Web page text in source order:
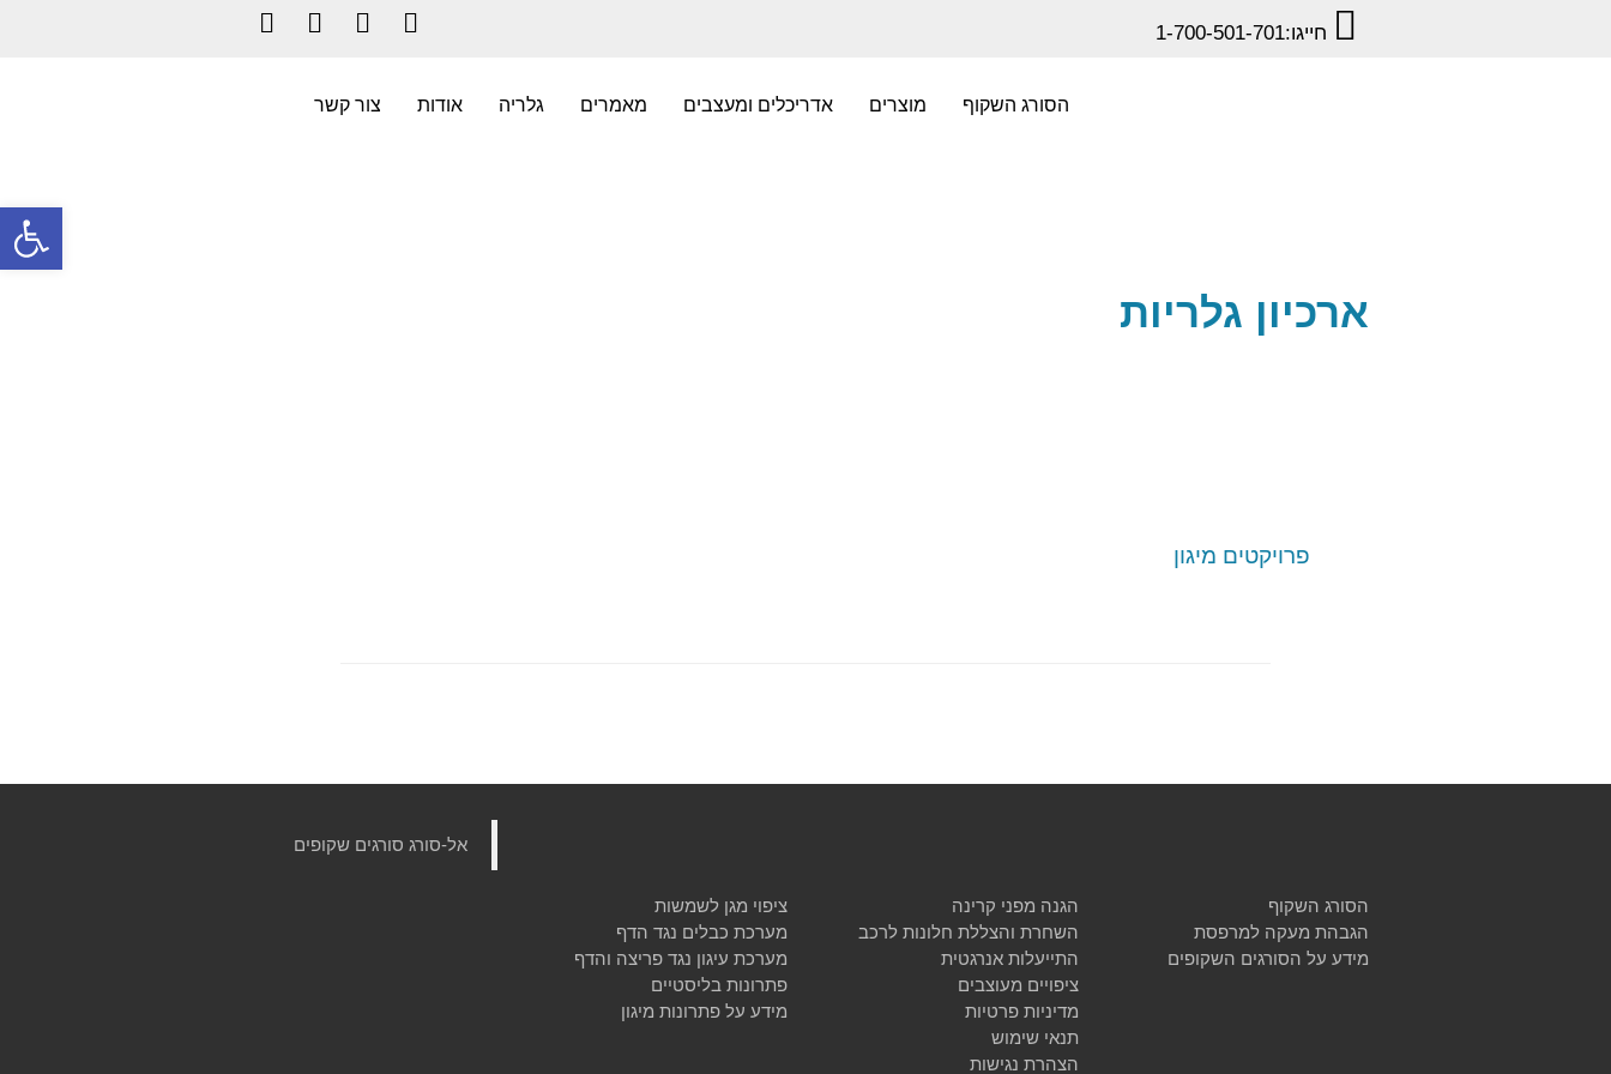
חייגו:1-700-501-701
הסורג השקוף מוצרים אדריכלים ומעצבים מאמרים גלריה אודות צור קשר
ארכיון גלריות
פרויקטים מיגון
הסורג השקוף
הגבהת מעקה למרפסת
מידע על הסורגים השקופים
הגנה מפני קרינה
השחרת והצללת חלונות לרכב
התייעלות אנרגטית
ציפויים מעוצבים
מדיניות פרטיות
תנאי שימוש
הצהרת נגישות
ציפוי מגן לשמשות
מערכת כבלים נגד הדף
מערכת עיגון נגד פריצה והדף
פתרונות בליסטיים
מידע על פתרונות מיגון
‏אל-סורג סורגים שקופים‏